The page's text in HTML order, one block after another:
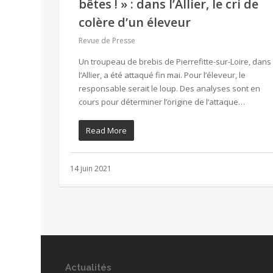
bêtes ! » : dans l’Allier, le cri de
colère d’un éleveur
Revue de Presse
Un troupeau de brebis de Pierrefitte-sur-Loire, dans
l’Allier, a été attaqué fin mai. Pour l’éleveur, le
responsable serait le loup. Des analyses sont en
cours pour déterminer l’origine de l’attaque…
Read More
14 juin 2021
Actualités